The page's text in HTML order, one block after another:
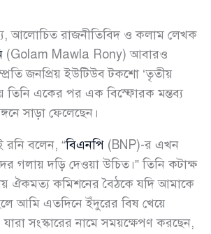
আলোচিত রাজনীতিবিদ ও কলাম লেখক
(Golam Mawla Rony) আবারও
জনপ্রিয় ইউটিউব টকশো ‘তৃতীয়
তিনি একের পর এক বিস্ফোরক মন্তব্য
সাড়া ফেলেছেন।
বলেন, “বিএনপি (BNP)-র এখন
গলায় দড়ি দেওয়া উচিত।” তিনি কটাক্ষ
ঐকমত্য কমিশনের বৈঠকে যদি আমাকে
আমি এতদিনে ইঁদুরের বিষ খেয়ে
সংস্কারের নামে সময়ক্ষেপণ করছেন,